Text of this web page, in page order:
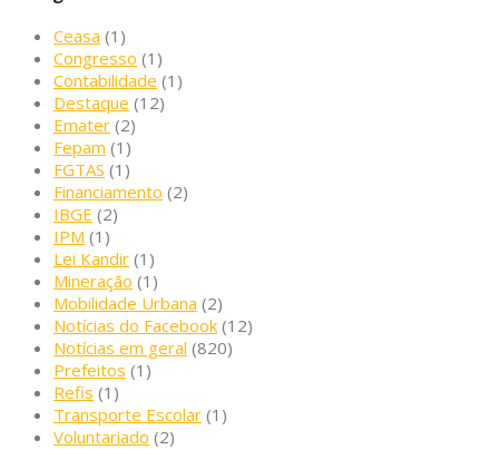
Ceasa (1)
Congresso (1)
Contabilidade (1)
Destaque (12)
Emater (2)
Fepam (1)
FGTAS (1)
Financiamento (2)
IBGE (2)
IPM (1)
Lei Kandir (1)
Mineração (1)
Mobilidade Urbana (2)
Notícias do Facebook (12)
Notícias em geral (820)
Prefeitos (1)
Refis (1)
Transporte Escolar (1)
Voluntariado (2)